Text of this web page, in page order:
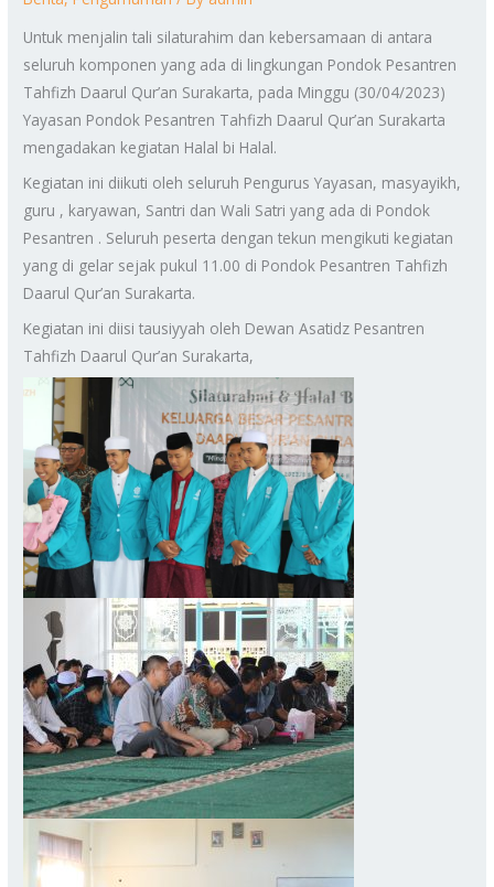
Untuk menjalin tali silaturahim dan kebersamaan di antara
seluruh komponen yang ada di lingkungan Pondok Pesantren
Tahfizh Daarul Qur’an Surakarta, pada Minggu (30/04/2023)
Yayasan Pondok Pesantren Tahfizh Daarul Qur’an Surakarta
mengadakan kegiatan Halal bi Halal.
Kegiatan ini diikuti oleh seluruh Pengurus Yayasan, masyayikh,
guru , karyawan, Santri dan Wali Satri yang ada di Pondok
Pesantren . Seluruh peserta dengan tekun mengikuti kegiatan
yang di gelar sejak pukul 11.00 di Pondok Pesantren Tahfizh
Daarul Qur’an Surakarta.
Kegiatan ini diisi tausiyyah oleh Dewan Asatidz Pesantren
Tahfizh Daarul Qur’an Surakarta,